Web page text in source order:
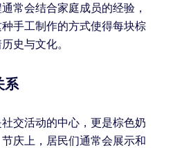
常会结合家庭成员的经验，
手工制作的方式使得每块棕
史与文化。
系
交活动的中心，更是棕色奶
庆上，居民们通常会展示和